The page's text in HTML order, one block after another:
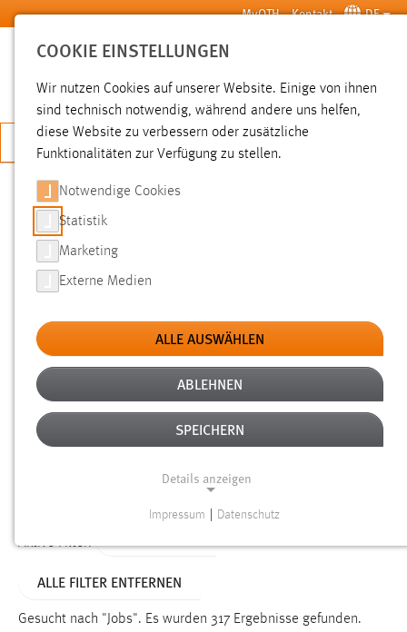
Zum Hauptinhalt springen MyOTH Kontakt DE
SUCHE
JETZT BEWERBEN
SUCHE
FILTER
Typ
Erstellungsdatum
Alter
Aktive Filter:
ALLE FILTER ENTFERNEN
Gesucht nach "Jobs". Es wurden 317 Ergebnisse gefunden.
COOKIE EINSTELLUNGEN
Wir nutzen Cookies auf unserer Website. Einige von ihnen
sind technisch notwendig, während andere uns helfen,
diese Website zu verbessern oder zusätzliche
Funktionalitäten zur Verfügung zu stellen.
Notwendige Cookies
Statistik
Marketing
Externe Medien
ALLE AUSWÄHLEN
ABLEHNEN
SPEICHERN
Details anzeigen
Funktionen und sind für die einwandfreie Funktion der
Impressum Datenschutz